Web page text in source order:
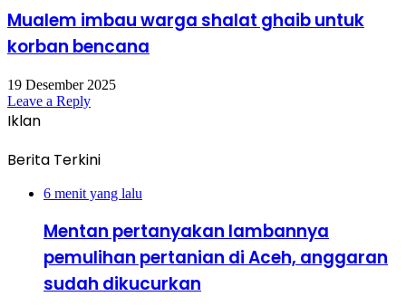
Mualem imbau warga shalat ghaib untuk
korban bencana
19 Desember 2025
Leave a Reply
Iklan
Berita Terkini
6 menit yang lalu
Mentan pertanyakan lambannya
pemulihan pertanian di Aceh, anggaran
sudah dikucurkan